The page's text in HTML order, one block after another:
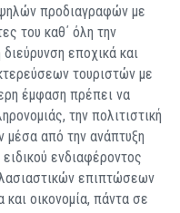
προδιαγραφών με
του καθ΄ όλη την
διεύρυνση εποχικά και
τουριστών με
έμφαση πρέπει να
την πολιτιστική
μέσα από την ανάπτυξη
ενδιαφέροντος
επιπτώσεων
και οικονομία, πάντα σε